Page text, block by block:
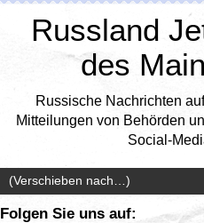
Russland
des
Russische Nachrichten
Mitteilungen von Behörden
Social-
Folgen Sie uns auf: